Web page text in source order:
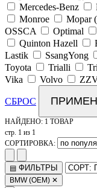
Mercedes-Benz
Monroe
Mopar
OSSCA
Optimal
Quinton Hazell
Lastik
SsangYong
Toyota
Trialli
Vika
Volvo
СБРОС
НАЙДЕНО: 1 ТОВАР
стр. 1 из 1
СОРТИРОВКА:
▤ ФИЛЬТРЫ
BMW (OEM) ✕